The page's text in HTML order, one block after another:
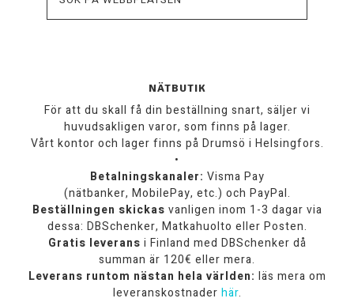
NÄTBUTIK
För att du skall få din beställning snart, säljer vi
huvudsakligen varor, som finns på lager.
Vårt kontor och lager finns på Drumsö i Helsingfors.
•
Betalningskanaler: Visma Pay
(nätbanker, MobilePay, etc.) och PayPal.
Beställningen skickas vanligen inom 1-3 dagar via
dessa: DBSchenker, Matkahuolto eller Posten.
Gratis leverans i Finland med DBSchenker då
summan är 120€ eller mera.
Leverans runtom nästan hela världen: läs mera om
leveranskostnader här.